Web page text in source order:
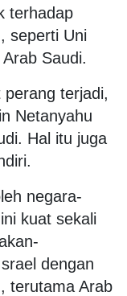
terhadap
seperti Uni
Saudi.
terjadi,
Netanyahu
Hal itu juga
negara-
kuat sekali
dengan
terutama Arab